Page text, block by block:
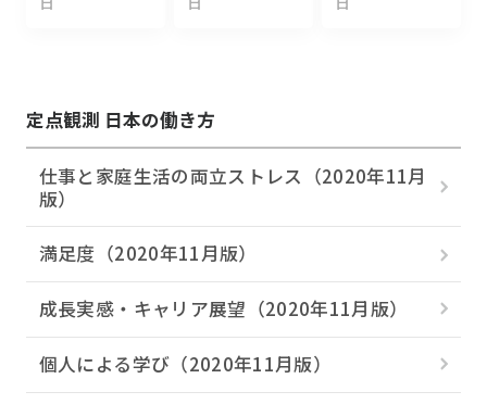
定点観測 日本の働き方
仕事と家庭生活の両立ストレス（2020年11月
版）
満足度（2020年11月版）
成長実感・キャリア展望（2020年11月版）
個人による学び（2020年11月版）